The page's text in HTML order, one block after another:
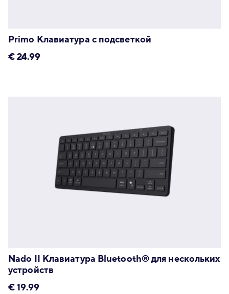
Primo Клавиатура с подсветкой
€24.99
Nado II Клавиатура Bluetooth® для нескольких
устройств
€19.99